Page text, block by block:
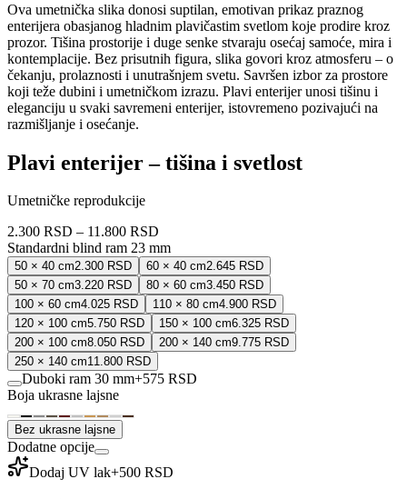
Ova umetnička slika donosi suptilan, emotivan prikaz praznog
enterijera obasjanog hladnim plavičastim svetlom koje prodire kroz
prozor. Tišina prostorije i duge senke stvaraju osećaj samoće, mira i
kontemplacije. Bez prisutnih figura, slika govori kroz atmosferu – o
čekanju, prolaznosti i unutrašnjem svetu. Savršen izbor za prostore
koji teže dubini i umetničkom izrazu. Plavi enterijer unosi tišinu i
eleganciju u svaki savremeni enterijer, istovremeno pozivajući na
razmišljanje i osećanje.
Plavi enterijer – tišina i svetlost
Umetničke reprodukcije
2.300 RSD – 11.800 RSD
Standardni blind ram 23 mm
50 × 40 cm2.300 RSD 60 × 40 cm2.645 RSD
50 × 70 cm3.220 RSD 80 × 60 cm3.450 RSD
100 × 60 cm4.025 RSD 110 × 80 cm4.900 RSD
120 × 100 cm5.750 RSD 150 × 100 cm6.325 RSD
200 × 100 cm8.050 RSD 200 × 140 cm9.775 RSD
250 × 140 cm11.800 RSD
Duboki ram 30 mm+575 RSD
Boja ukrasne lajsne
Bez ukrasne lajsne
Dodatne opcije
Dodaj UV lak+500 RSD